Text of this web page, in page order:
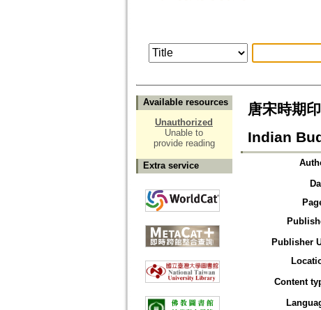
Available resources
Unauthorized
Unable to
provide reading
Extra service
唐宋時期
Indian
Publisher
Content